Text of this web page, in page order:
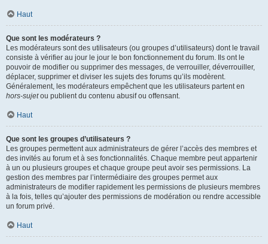
Haut
Que sont les modérateurs ?
Les modérateurs sont des utilisateurs (ou groupes d’utilisateurs) dont le travail
consiste à vérifier au jour le jour le bon fonctionnement du forum. Ils ont le
pouvoir de modifier ou supprimer des messages, de verrouiller, déverrouiller,
déplacer, supprimer et diviser les sujets des forums qu’ils modèrent.
Généralement, les modérateurs empêchent que les utilisateurs partent en
hors-sujetou publient du contenu abusif ou offensant.
Haut
Que sont les groupes d’utilisateurs ?
Les groupes permettent aux administrateurs de gérer l’accès des membres et
des invités au forum et à ses fonctionnalités. Chaque membre peut appartenir
à un ou plusieurs groupes et chaque groupe peut avoir ses permissions. La
gestion des membres par l’intermédiaire des groupes permet aux
administrateurs de modifier rapidement les permissions de plusieurs membres
à la fois, telles qu’ajouter des permissions de modération ou rendre accessible
un forum privé.
Haut